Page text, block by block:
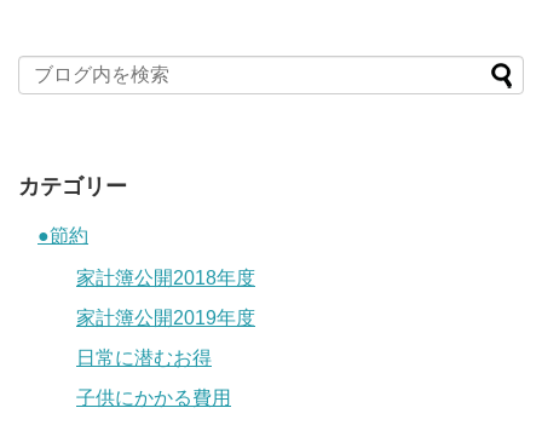
カテゴリー
●節約
家計簿公開2018年度
家計簿公開2019年度
日常に潜むお得
子供にかかる費用